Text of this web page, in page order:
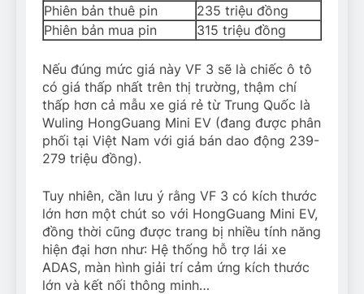
Phiên bản thuê pin
235 triệu đồng
Phiên bản mua pin
315 triệu đồng
Nếu đúng mức giá này VF 3 sẽ là chiếc ô tô
có giá thấp nhất trên thị trường, thậm chí
thấp hơn cả mẫu xe giá rẻ từ Trung Quốc là
Wuling HongGuang Mini EV (đang được phân
phối tại Việt Nam với giá bán dao động 239-
279 triệu đồng).
Tuy nhiên, cần lưu ý rằng VF 3 có kích thước
lớn hơn một chút so với HongGuang Mini EV,
đồng thời cũng được trang bị nhiều tính năng
hiện đại hơn như: Hệ thống hỗ trợ lái xe
ADAS, màn hình giải trí cảm ứng kích thước
lớn và kết nối thông minh…